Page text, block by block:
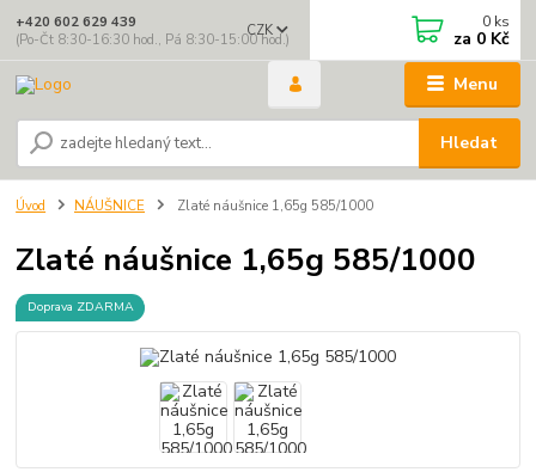
Menu
CZK
Hledat
+420 602 629 439
(Po-Čt 8:30-16:30 hod., Pá 8:30-15:00 hod.)
0 ks
za 0 Kč
Úvod NÁUŠNICE Zlaté náušnice 1,65g 585/1000
Zlaté náušnice 1,65g 585/1000
Doprava ZDARMA